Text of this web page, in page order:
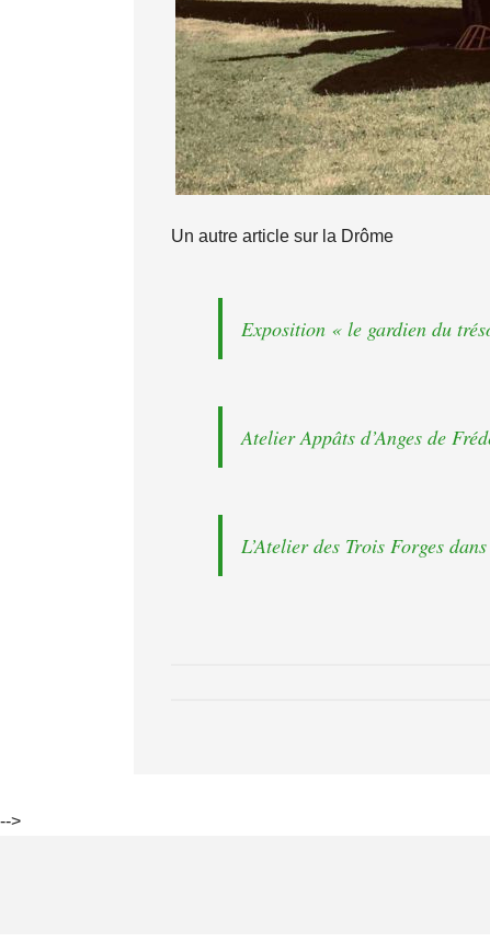
Un autre article sur la Drôme
Exposition « le gardien du
Atelier Appâts d’Anges de
L’Atelier des Trois Forges
-->